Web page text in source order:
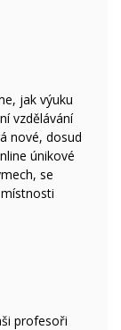
jak výuku
vzdělávání
nové, dosud
únikové
se
profesoři